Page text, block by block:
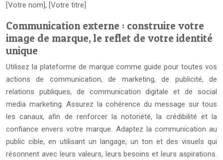
[Votre nom], [Votre titre]
Communication externe : construire votre
image de marque, le reflet de votre identité
unique
Utilisez la plateforme de marque comme guide pour toutes vos
actions de communication, de marketing, de publicité, de
relations publiques, de communication digitale et de social
media marketing. Assurez la cohérence du message sur tous
les canaux, afin de renforcer la notoriété, la crédibilité et la
confiance envers votre marque. Adaptez la communication au
public cible, en utilisant un langage, un ton et des visuels qui
résonnent avec leurs valeurs, leurs besoins et leurs aspirations.